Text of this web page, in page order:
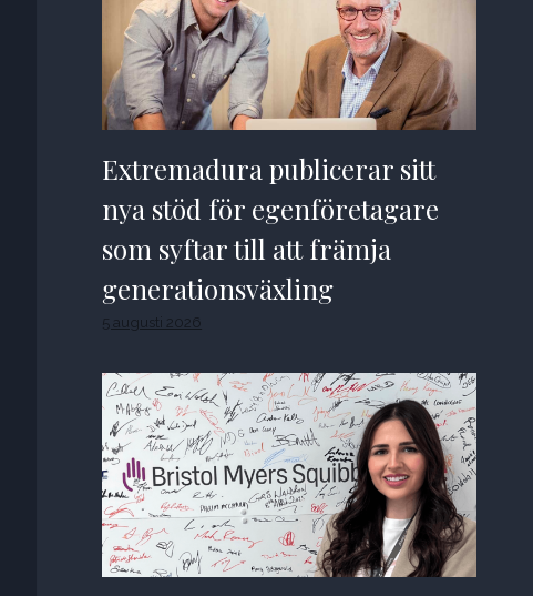
Extremadura publicerar sitt
nya stöd för egenföretagare
som syftar till att främja
generationsväxling
5 augusti 2026